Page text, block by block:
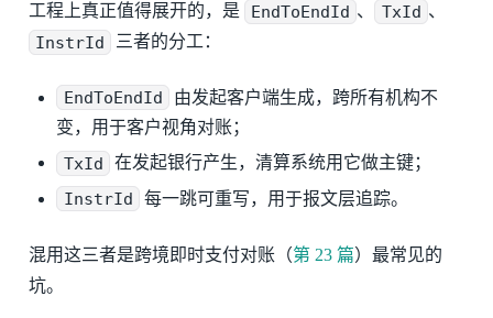
工程上真正值得展开的，是 EndToEndId 、 TxId 、
InstrId 三者的分工：
EndToEndId
由发起客户端生成，跨所有机构不
变，用于客户视角对账；
TxId 在发起银行产生，清算系统用它做主键；
InstrId 每一跳可重写，用于报文层追踪。
混用这三者是跨境即时支付对账（第 23 篇）最常见的
坑。